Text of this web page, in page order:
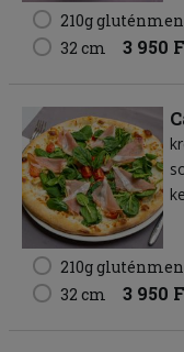
210g
32 cm 3 950
210g
32 cm 3 950